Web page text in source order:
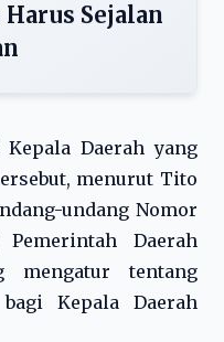
Sejalan
Daerah yang
menurut Tito
undang Nomor
Daerah
mengatur tentang
Kepala Daerah